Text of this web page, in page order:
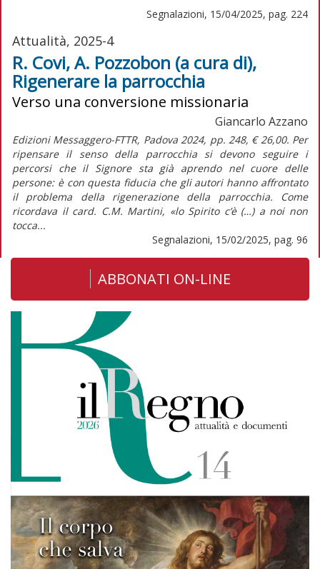
Segnalazioni, 15/04/2025, pag. 224
Attualità, 2025-4
R. Covi, A. Pozzobon (a cura di),
Rigenerare la parrocchia
Verso una conversione missionaria
Giancarlo Azzano
Edizioni Messaggero-FTTR, Padova 2024, pp. 248, € 26,00. Per
ripensare il senso della parrocchia si devono seguire i
percorsi che il Signore sta già aprendo nel cuore delle
persone: è con questa fiducia che gli autori hanno affrontato
il problema della rigenerazione della parrocchia. Come
ricordava il card. C.M. Martini, «lo Spirito c’è (…) a noi non
tocca...
Segnalazioni, 15/02/2025, pag. 96
ABBONATI ON-LINE